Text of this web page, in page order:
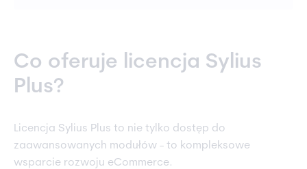
Co oferuje licencja Sylius
Plus?
Licencja Sylius Plus to nie tylko dostęp do
zaawansowanych modułów - to kompleksowe
wsparcie rozwoju eCommerce.